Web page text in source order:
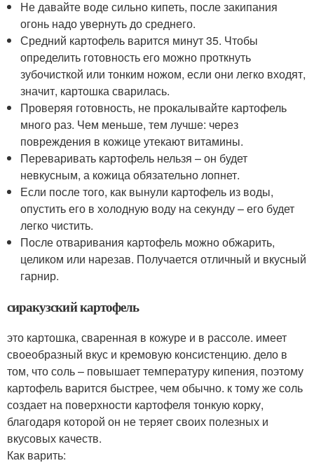
Не давайте воде сильно кипеть, после закипания
огонь надо увернуть до среднего.
Средний картофель варится минут 35. Чтобы
определить готовность его можно проткнуть
зубочисткой или тонким ножом, если они легко входят,
значит, картошка сварилась.
Проверяя готовность, не прокалывайте картофель
много раз. Чем меньше, тем лучше: через
повреждения в кожице утекают витамины.
Переваривать картофель нельзя – он будет
невкусным, а кожица обязательно лопнет.
Если после того, как вынули картофель из воды,
опустить его в холодную воду на секунду – его будет
легко чистить.
После отваривания картофель можно обжарить,
целиком или нарезав. Получается отличный и вкусный
гарнир.
сиракузский картофель
это картошка, сваренная в кожуре и в рассоле. имеет
своеобразный вкус и кремовую консистенцию. дело в
том, что соль – повышает температуру кипения, поэтому
картофель варится быстрее, чем обычно. к тому же соль
создает на поверхности картофеля тонкую корку,
благодаря которой он не теряет своих полезных и
вкусовых качеств.
Как варить: